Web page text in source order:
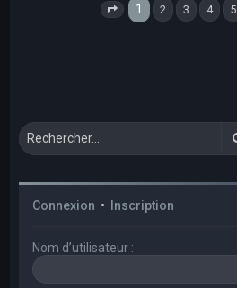
Page 1 sur
1 2 3 4 5
Connexion • Inscription
Nom d’utilisateur :